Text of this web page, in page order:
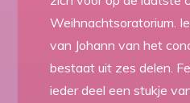
Weihnachtsoratorium.
van Johann van het
bestaat uit zes delen.
ieder deel een stukje